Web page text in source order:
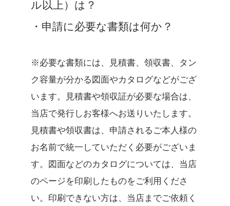
ル以上）は？
・申請に必要な書類は何か？
※必要な書類には、見積書、領収書、タン
ク容量が分かる図面やカタログなどがござ
います。見積書や領収証が必要な場合は、
当店で発行しお客様へお送りいたします。
見積書や領収書は、申請されるご本人様の
お名前で統一していただく必要がございま
す。図面などのカタログについては、当店
のページを印刷したものをご利用くださ
い。印刷できない方は、当店までご依頼く